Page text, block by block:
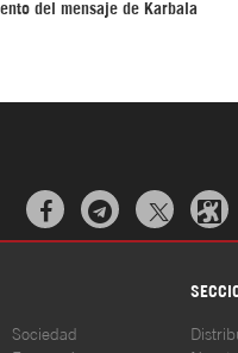
del mensaje de Karbala
 
Sociedad